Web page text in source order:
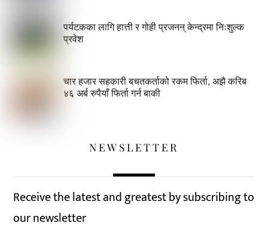
पर्यटकका लागि हात्ती र गोही प्रजनन् केन्द्रमा निःशुल्क
प्रवेश
चार हजार सहकारी बचतकर्ताको रकम फिर्ता, अझै करिब
४६ अर्ब रुपैयाँ फिर्ता गर्न बाकी
NEWSLETTER
Receive the latest and greatest by subscribing to
our newsletter